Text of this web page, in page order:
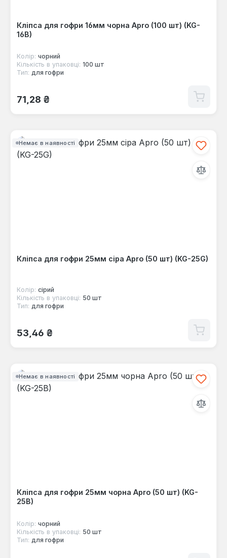
Кліпса для гофри 16мм чорна Apro (100 шт) (KG-
16B)
Колір: чорний
Кількість в упаковці: 100 шт
Тип: для гофри
Звичайна ціна:
71,28 ₴
Немає в наявності
Кліпса для гофри 25мм сіра Apro (50 шт) (KG-25G)
Колір: сірий
Кількість в упаковці: 50 шт
Тип: для гофри
Звичайна ціна:
53,46 ₴
Немає в наявності
Кліпса для гофри 25мм чорна Apro (50 шт) (KG-
25B)
Колір: чорний
Кількість в упаковці: 50 шт
Тип: для гофри